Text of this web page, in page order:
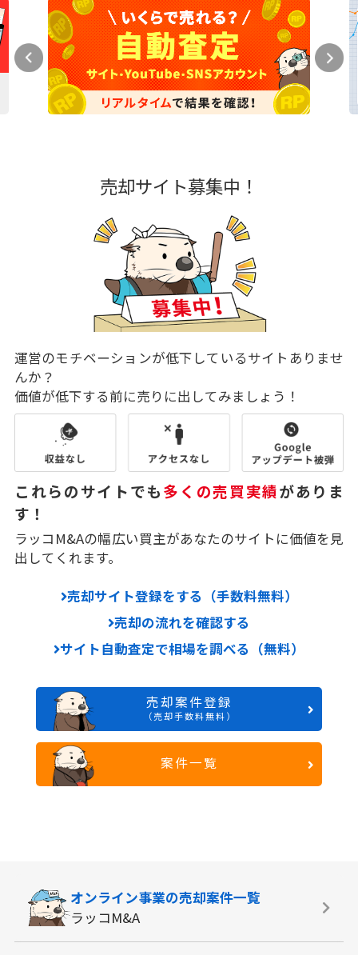
売却サイト募集中！
運営のモチベーションが低下しているサイトありませ
んか？
価値が低下する前に売りに出してみましょう！
これらのサイトでも多くの売買実績がありま
す！
ラッコM&Aの幅広い買主があなたのサイトに価値を見
出してくれます。
売却サイト登録をする（手数料無料）
売却の流れを確認する
サイト自動査定で相場を調べる（無料）
売却案件登録
（売却手数料無料）
案件一覧
オンライン事業の売却案件一覧
ラッコM&A